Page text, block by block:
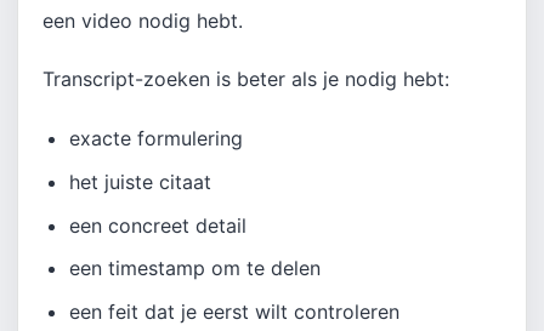
een video nodig hebt.
Transcript-zoeken is beter als je nodig hebt:
exacte formulering
het juiste citaat
een concreet detail
een timestamp om te delen
een feit dat je eerst wilt controleren